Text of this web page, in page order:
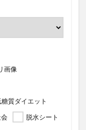
画像
糖質ダイエット
脱水シート